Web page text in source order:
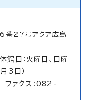
27号アクア広島
館日：火曜日、日曜
3日）
ァクス：082-